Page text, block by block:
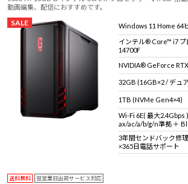
動画編集、配信におすすめです。
SALE
Windows 11 Home 64
インテル® Core™ i7 プ
14700F
NVIDIA® GeForce
32GB (16GB×2 / デュ
1TB (NVMe Gen4×4)
Wi-Fi 6E( 最大2.4Gbps
ax/ac/a/b/g/n準拠 ＋
3年間センドバック修
×365日電話サポート
送料無料 翌営業日出荷サービス対応